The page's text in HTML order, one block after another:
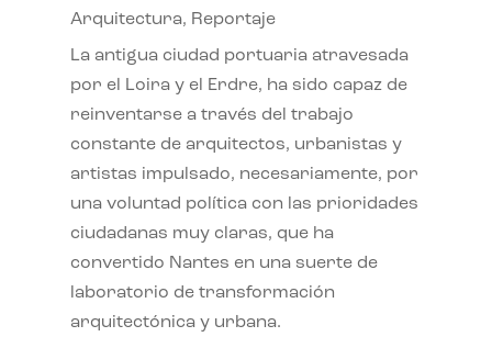
Arquitectura, Reportaje
La antigua ciudad portuaria atravesada
por el Loira y el Erdre, ha sido capaz de
reinventarse a través del trabajo
constante de arquitectos, urbanistas y
artistas impulsado, necesariamente, por
una voluntad política con las prioridades
ciudadanas muy claras, que ha
convertido Nantes en una suerte de
laboratorio de transformación
arquitectónica y urbana.